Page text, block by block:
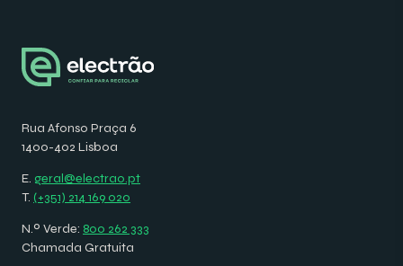
Rua Afonso Praça 6
1400-402 Lisboa
E. geral@electrao.pt
T. (+351) 214 169 020
N.º Verde: 800 262 333
Chamada Gratuita